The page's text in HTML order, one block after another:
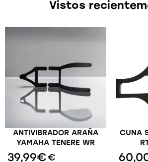
Vistos
ANTIVIBRADOR ARAÑA
YAMAHA TENERE WR
39,99€€
CUNA